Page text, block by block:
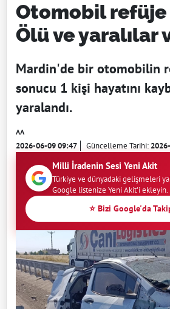
Otomobil refüje
Ölü ve yaralılar
Mardin'de bir otomobilin
sonucu 1 kişi hayatını
yaralandı.
AA
2026-06-09 09:47 Güncelleme Tarihi:
Milli İradenin Sesi Yeni Akit
Türkiye ve dünyadaki gelişmeleri
Google listenize Yeni Akit'i ekleyin.
⭐ Bizi Google'da